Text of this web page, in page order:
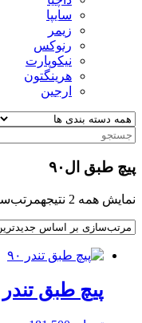
سایپا
زیمر
رنوکس
نیکوپارت
هرینگتون
ارجین
پیچ طبق ال۹۰
نمایش همه 2 نتیجه
پیچ طبق تندر ۹۰